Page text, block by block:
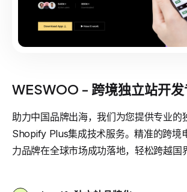
WESWOO - 跨境独立站开发
助力中国品牌出海，我们为您提供专业的
Shopify Plus集成技术服务。精准的跨境
力品牌在全球市场成功落地，轻松跨越国